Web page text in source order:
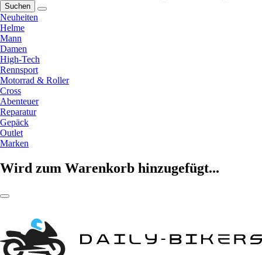
Suchen
Neuheiten
Helme
Mann
Damen
High-Tech
Rennsport
Motorrad & Roller
Cross
Abenteuer
Reparatur
Gepäck
Outlet
Marken
Wird zum Warenkorb hinzugefügt...